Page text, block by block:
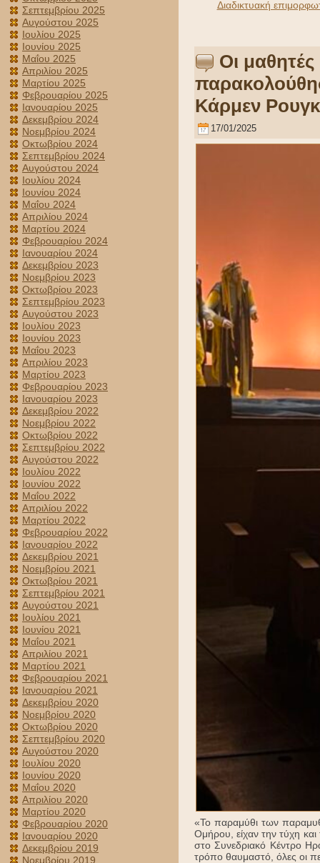
Σεπτεμβρίου 2025
Αυγούστου 2025
Ιουλίου 2025
Ιουνίου 2025
Μαΐου 2025
Απριλίου 2025
Μαρτίου 2025
Φεβρουαρίου 2025
Ιανουαρίου 2025
Δεκεμβρίου 2024
Νοεμβρίου 2024
Οκτωβρίου 2024
Σεπτεμβρίου 2024
Αυγούστου 2024
Ιουλίου 2024
Ιουνίου 2024
Μαΐου 2024
Απριλίου 2024
Μαρτίου 2024
Φεβρουαρίου 2024
Ιανουαρίου 2024
Δεκεμβρίου 2023
Νοεμβρίου 2023
Οκτωβρίου 2023
Σεπτεμβρίου 2023
Αυγούστου 2023
Ιουλίου 2023
Ιουνίου 2023
Μαΐου 2023
Απριλίου 2023
Μαρτίου 2023
Φεβρουαρίου 2023
Ιανουαρίου 2023
Δεκεμβρίου 2022
Νοεμβρίου 2022
Οκτωβρίου 2022
Σεπτεμβρίου 2022
Αυγούστου 2022
Ιουλίου 2022
Ιουνίου 2022
Μαΐου 2022
Απριλίου 2022
Μαρτίου 2022
Φεβρουαρίου 2022
Ιανουαρίου 2022
Δεκεμβρίου 2021
Νοεμβρίου 2021
Οκτωβρίου 2021
Σεπτεμβρίου 2021
Αυγούστου 2021
Ιουλίου 2021
Ιουνίου 2021
Μαΐου 2021
Απριλίου 2021
Μαρτίου 2021
Φεβρουαρίου 2021
Ιανουαρίου 2021
Δεκεμβρίου 2020
Νοεμβρίου 2020
Οκτωβρίου 2020
Σεπτεμβρίου 2020
Αυγούστου 2020
Ιουλίου 2020
Ιουνίου 2020
Μαΐου 2020
Απριλίου 2020
Μαρτίου 2020
Φεβρουαρίου 2020
Ιανουαρίου 2020
Δεκεμβρίου 2019
Νοεμβρίου 2019
Διαδικτυακή
Οι μαθητές
Κάρμεν
17/01/2025
«Το παραμύθι των
Ομήρου, είχαν την τύχη
στο Συνεδριακό Κέντρο
τρόπο θαυμαστό, όλες οι